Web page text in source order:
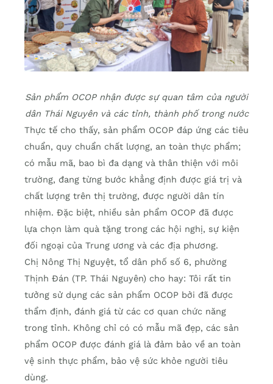
Sản phẩm OCOP nhận được sự quan tâm của người
dân Thái Nguyên và các tỉnh, thành phố trong nước
Thực tế cho thấy, sản phẩm OCOP đáp ứng các tiêu
chuẩn, quy chuẩn chất lượng, an toàn thực phẩm;
có mẫu mã, bao bì đa dạng và thân thiện với môi
trường, đang từng bước khẳng định được giá trị và
chất lượng trên thị trường, được người dân tín
nhiệm. Đặc biệt, nhiều sản phẩm OCOP đã được
lựa chọn làm quà tặng trong các hội nghị, sự kiện
đối ngoại của Trung ương và các địa phương.
Chị Nông Thị Nguyệt, tổ dân phố số 6, phường
Thịnh Đán (TP. Thái Nguyên) cho hay: Tôi rất tin
tưởng sử dụng các sản phẩm OCOP bởi đã được
thẩm định, đánh giá từ các cơ quan chức năng
trong tỉnh. Không chỉ có có mẫu mã đẹp, các sản
phẩm OCOP được đánh giá là đảm bảo về an toàn
vệ sinh thực phẩm, bảo vệ sức khỏe người tiêu
dùng.